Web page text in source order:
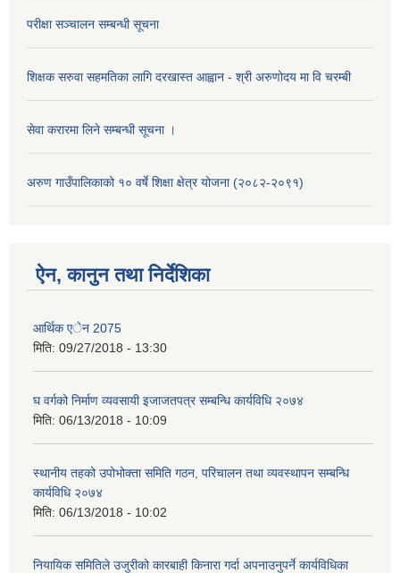
परीक्षा सञ्चालन सम्बन्धी सूचना
शिक्षक सरुवा सहमतिका लागि दरखास्त आह्वान - श्री अरुणोदय मा वि चरम्बी
सेवा करारमा लिने सम्बन्धी सूचना ।
अरुण गाउँपालिकाको १० वर्षे शिक्षा क्षेत्र योजना (२०८२-२०९१)
ऐन, कानुन तथा निर्देशिका
आर्थिक एेन 2075
मिति: 09/27/2018 - 13:30
घ वर्गको निर्माण व्यवसायी इजाजतपत्र सम्बन्धि कार्यविधि २०७४
मिति: 06/13/2018 - 10:09
स्थानीय तहको उपोभोक्ता समिति गठन, परिचालन तथा व्यवस्थापन सम्बन्धि
कार्यविधि २०७४
मिति: 06/13/2018 - 10:02
नियायिक समितिले उजुरीको कारबाही किनारा गर्दा अपनाउनुपर्ने कार्यविधिका